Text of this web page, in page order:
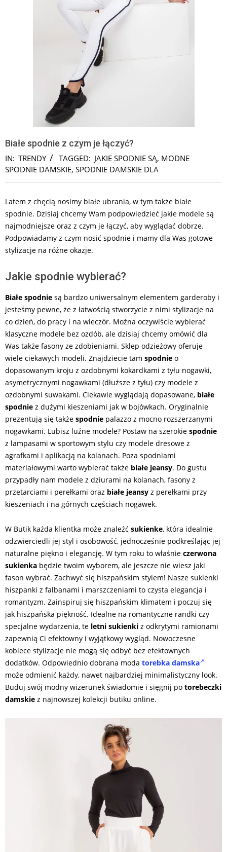
Białe spodnie z czym je łączyć?
IN: TRENDY TAGGED: JAKIE SPODNIE SĄ, MODNE
SPODNIE DAMSKIE, SPODNIE DAMSKIE DLA
Latem z chęcią nosimy białe ubrania, w tym także białe
spodnie. Dzisiaj chcemy Wam podpowiedzieć jakie modele są
najmodniejsze oraz z czym je łączyć, aby wyglądać dobrze.
Podpowiadamy z czym nosić spodnie i mamy dla Was gotowe
stylizacje na różne okazje.
Jakie spodnie wybierać?
Białe spodnie są bardzo uniwersalnym elementem garderoby i
jesteśmy pewne, że z łatwością stworzycie z nimi stylizacje na
co dzień, do pracy i na wieczór. Można oczywiście wybierać
klasyczne modele bez ozdób, ale dzisiaj chcemy omówić dla
Was także fasony ze zdobieniami. Sklep odzieżowy oferuje
wiele ciekawych modeli. Znajdziecie tam spodnie o
dopasowanym kroju z ozdobnymi kokardkami z tyłu nogawki,
asymetrycznymi nogawkami (dłuższe z tyłu) czy modele z
ozdobnymi suwakami. Ciekawie wyglądają dopasowane, białe
spodnie z dużymi kieszeniami jak w bojówkach. Oryginalnie
prezentują się także spodnie palazzo z mocno rozszerzanymi
nogawkami. Lubisz luźne modele? Postaw na szerokie spodnie
z lampasami w sportowym stylu czy modele dresowe z
agrafkami i aplikacją na kolanach. Poza spodniami
materiałowymi warto wybierać także białe jeansy. Do gustu
przypadły nam modele z dziurami na kolanach, fasony z
przetarciami i perełkami oraz białe jeansy z perełkami przy
kieszeniach i na górnych częściach nogawek.
W Butik każda klientka może znaleźć sukienke, która idealnie
odzwierciedli jej styl i osobowość, jednocześnie podkreślając jej
naturalne piękno i elegancję. W tym roku to właśnie czerwona
sukienka będzie twoim wyborem, ale jeszcze nie wiesz jaki
fason wybrać. Zachwyć się hiszpańskim stylem! Nasze sukienki
hiszpanki z falbanami i marszczeniami to czysta elegancja i
romantyzm. Zainspiruj się hiszpańskim klimatem i poczuj się
jak hiszpańska piękność. Idealne na romantyczne randki czy
specjalne wydarzenia, te letni sukienki z odkrytymi ramionami
zapewnią Ci efektowny i wyjątkowy wygląd. Nowoczesne
kobiece stylizacje nie mogą się odbyć bez efektownych
dodatków. Odpowiednio dobrana moda torebka damska
może odmienić każdy, nawet najbardziej minimalistyczny look.
Buduj swój modny wizerunek świadomie i sięgnij po torebeczki
damskie z najnowszej kolekcji butiku online.